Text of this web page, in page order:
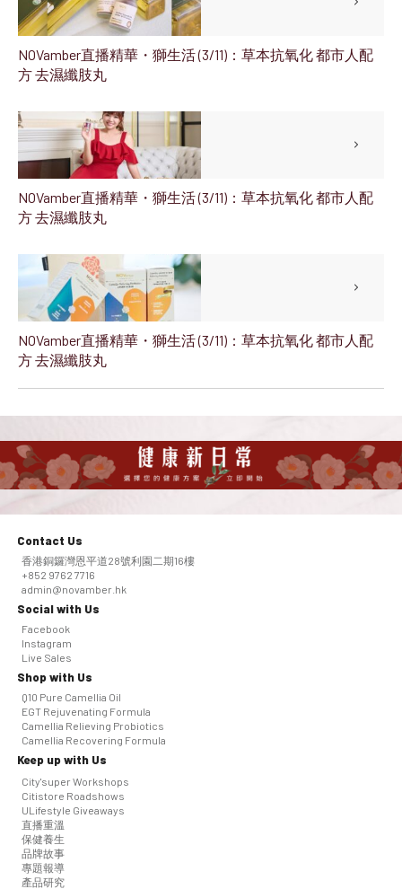
NOVamber直播精華・獅生活 (3/11)：草本抗氧化 都市人配
方 去濕纖肢丸
NOVamber直播精華・獅生活 (3/11)：草本抗氧化 都市人配
方 去濕纖肢丸
NOVamber直播精華・獅生活 (3/11)：草本抗氧化 都市人配
方 去濕纖肢丸
Contact Us
香港銅鑼灣恩平道28號利園二期16樓
+852 9762 7716
admin@novamber.hk
Social with Us
Facebook
Instagram
Live Sales
Shop with Us
Q10 Pure Camellia Oil
EGT Rejuvenating Formula
Camellia Relieving Probiotics
Camellia Recovering Formula
Keep up with Us
City'super Workshops
Citistore Roadshows
ULifestyle Giveaways
直播重溫
保健養生
品牌故事
專題報導
產品研究